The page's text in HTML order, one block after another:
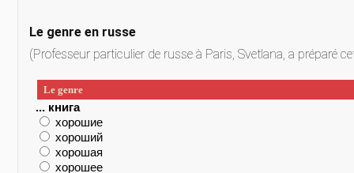
Le genre en russe
(Professeur particulier de russe à Paris, Svetlana, a préparé